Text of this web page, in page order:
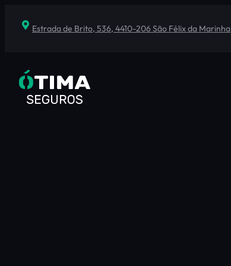
para
Estrada de Brito, 536, 4410-206 São Félix da Marinha